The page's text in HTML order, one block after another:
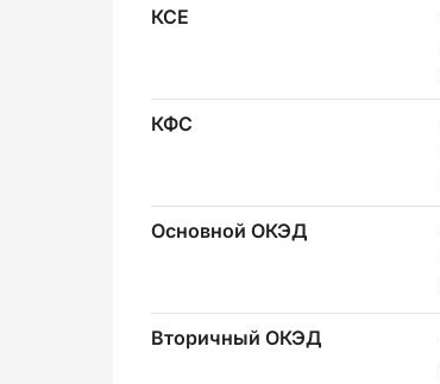
КСЕ
КФС
Основной ОКЭД
Вторичный ОКЭД